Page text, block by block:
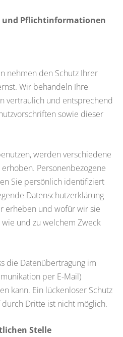
und Pflicht­informationen
nehmen den Schutz Ihrer
Wir behandeln Ihre
vertraulich und entsprechend
sowie dieser
werden verschiedene
Personenbezogene
Sie persönlich identifiziert
Datenschutzerklärung
erheben und wofür wir sie
und zu welchem Zweck
die Datenübertragung im
per E-Mail)
kann. Ein lückenloser Schutz
Dritte ist nicht möglich.
Stelle